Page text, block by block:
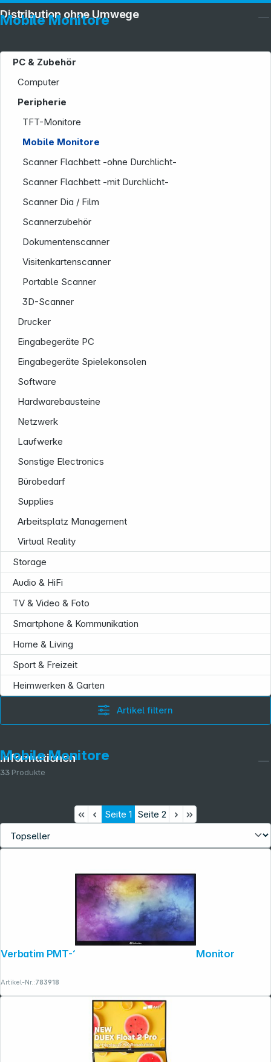
Mobile Monitore
PC & Zubehör
Computer
Peripherie
TFT-Monitore
Mobile Monitore
Scanner Flachbett -ohne Durchlicht-
Scanner Flachbett -mit Durchlicht-
Scanner Dia / Film
Scannerzubehör
Dokumentenscanner
Visitenkartenscanner
Portable Scanner
3D-Scanner
Drucker
Eingabegeräte PC
Eingabegeräte Spielekonsolen
Software
Hardwarebausteine
Netzwerk
Laufwerke
Sonstige Electronics
Bürobedarf
Supplies
Arbeitsplatz Management
Virtual Reality
Storage
Audio & HiFi
TV & Video & Foto
Smartphone & Kommunikation
Home & Living
Sport & Freizeit
Heimwerken & Garten
Artikel filtern
Mobile Monitore
33 Produkte
Seite 1 Seite 2
Verbatim PMT-15 Portable Touchscreen Monitor
Artikel-Nr.:783918
Distribution ohne Umwege
Service
Informationen